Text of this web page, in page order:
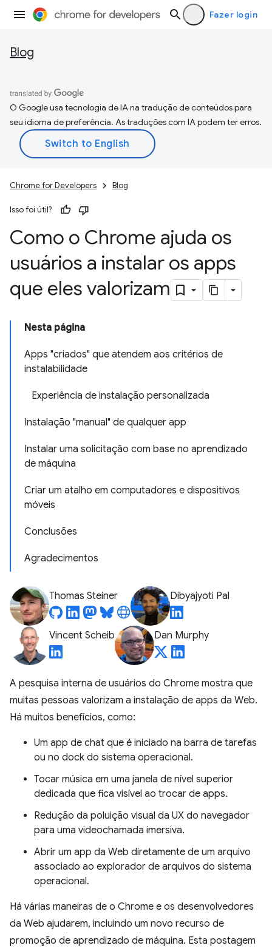
Fazer login
Blog
O Google usa tecnologia de IA na tradução de conteúdos para
seu idioma de preferência. As traduções com IA podem ter erros.
Chrome for Developers Blog
Isso foi útil?
Como o Chrome ajuda os
usuários a instalar os apps
que eles valorizam
Nesta página
Apps "criados" que atendem aos critérios de
instalabilidade
Experiência de instalação personalizada
Instalação "manual" de qualquer app
Instalar uma solicitação com base no aprendizado
de máquina
Criar um atalho em computadores e dispositivos
móveis
Conclusões
Agradecimentos
Thomas Steiner Dibyajyoti Pal
Vincent Scheib Dan Murphy
A pesquisa interna de usuários do Chrome mostra que
muitas pessoas valorizam a instalação de apps da Web.
Há muitos benefícios, como:
Um app de chat que é iniciado na barra de tarefas
ou no dock do sistema operacional.
Tocar música em uma janela de nível superior
dedicada que fica visível ao trocar de apps.
Redução da poluição visual da UX do navegador
para uma videochamada imersiva.
Abrir um app da Web diretamente de um arquivo
associado ao explorador de arquivos do sistema
operacional.
Há várias maneiras de o Chrome e os desenvolvedores
da Web ajudarem, incluindo um novo recurso de
promoção de aprendizado de máquina. Esta postagem